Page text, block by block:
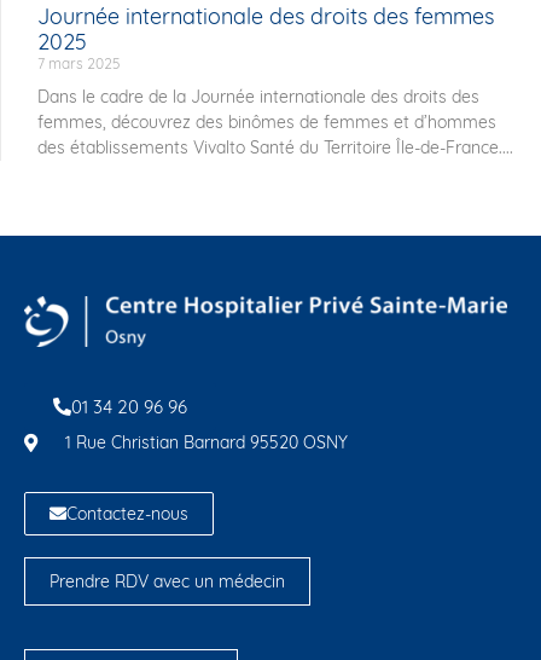
Journée internationale des droits des femmes
2025
7 mars 2025
Dans le cadre de la Journée internationale des droits des
femmes, découvrez des binômes de femmes et d’hommes
des établissements Vivalto Santé du Territoire Île-de-France....
01 34 20 96 96
1 Rue Christian Barnard 95520 OSNY
Contactez-nous
Prendre RDV avec un médecin